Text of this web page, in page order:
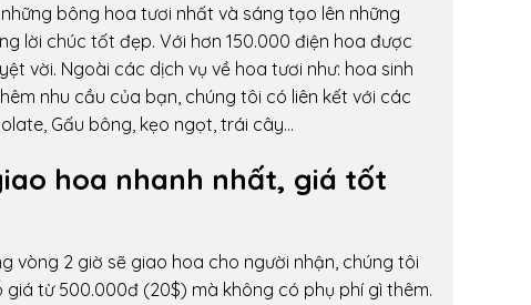
bông hoa tươi nhất và sáng tạo lên những
lời chúc tốt đẹp. Với hơn 150.000 điện hoa được
vời. Ngoài các dịch vụ về hoa tươi như: hoa sinh
nhu cầu của bạn, chúng tôi có liên kết với các
Gấu bông, kẹo ngọt, trái cây…
hoa nhanh nhất, giá tốt
vòng 2 giờ sẽ giao hoa cho người nhận, chúng tôi
từ 500.000đ (20$) mà không có phụ phí gì thêm.